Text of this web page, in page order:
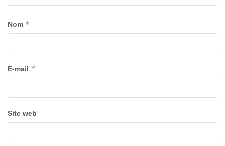
Nom *
E-mail *
Site web